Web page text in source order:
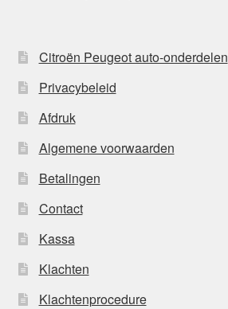
Citroën Peugeot auto-onderdelen
Privacybeleid
Afdruk
Algemene voorwaarden
Betalingen
Contact
Kassa
Klachten
Klachtenprocedure